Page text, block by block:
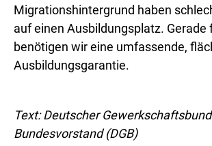
Migrationshintergrund haben
auf einen Ausbildungsplatz. Gerade
benötigen wir eine umfassende,
Ausbildungsgarantie.
Text: Deutscher Gewerkschaftsbund
Bundesvorstand (DGB)